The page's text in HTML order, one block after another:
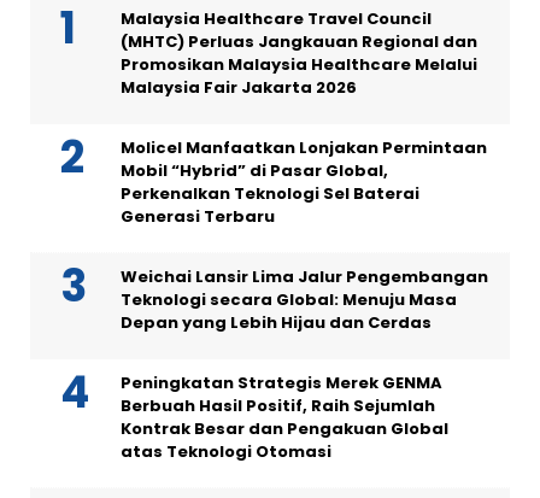
Malaysia Healthcare Travel Council
(MHTC) Perluas Jangkauan Regional dan
Promosikan Malaysia Healthcare Melalui
Malaysia Fair Jakarta 2026
Molicel Manfaatkan Lonjakan Permintaan
Mobil “Hybrid” di Pasar Global,
Perkenalkan Teknologi Sel Baterai
Generasi Terbaru
Weichai Lansir Lima Jalur Pengembangan
Teknologi secara Global: Menuju Masa
Depan yang Lebih Hijau dan Cerdas
Peningkatan Strategis Merek GENMA
Berbuah Hasil Positif, Raih Sejumlah
Kontrak Besar dan Pengakuan Global
atas Teknologi Otomasi